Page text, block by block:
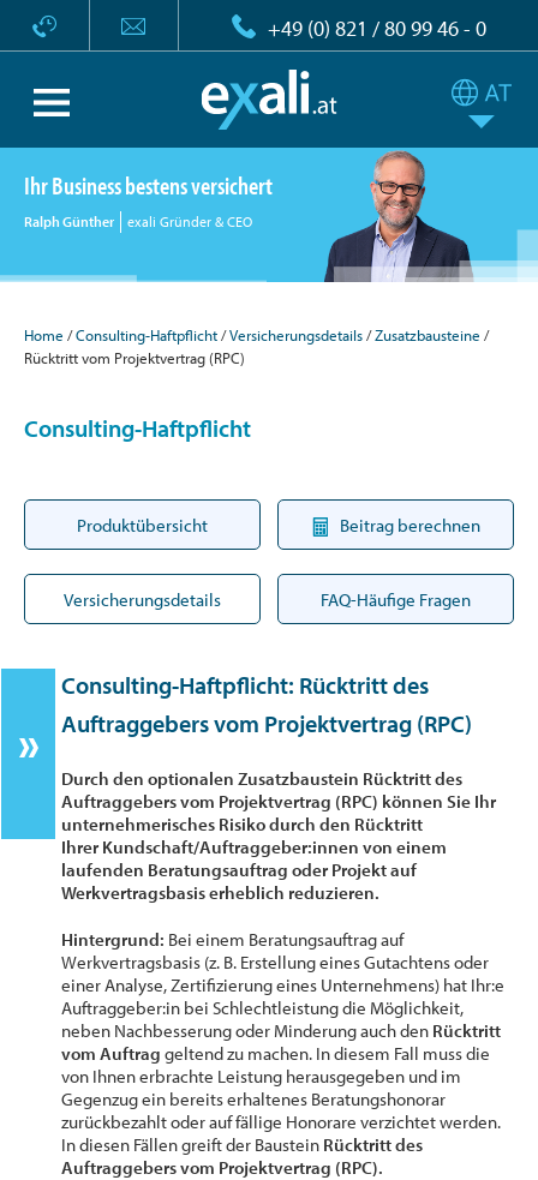
+49 (0) 821 / 80 99 46 - 0
Ihr Business bestens versichert
Ralph Günther exali Gründer & CEO
Home Consulting-Haftpflicht Versicherungsdetails
Zusatzbausteine
Rücktritt vom Projektvertrag (RPC)
Consulting-Haftpflicht
Produktübersicht Beitrag berechnen
Versicherungsdetails FAQ-Häufige Fragen
Consulting-Haftpflicht: Rücktritt des
Auftraggebers vom Projektvertrag (RPC)
Durch den optionalen Zusatzbaustein Rücktritt des
Auftraggebers vom Projektvertrag (RPC) können Sie Ihr
unternehmerisches Risiko durch den Rücktritt
Ihrer Kundschaft/Auftraggeber:innen von einem
laufenden Beratungsauftrag oder Projekt auf
Werkvertragsbasis erheblich reduzieren.
Hintergrund: Bei einem Beratungsauftrag auf
Werkvertragsbasis (z. B. Erstellung eines Gutachtens oder
einer Analyse, Zertifizierung eines Unternehmens) hat Ihr:e
Auftraggeber:in bei Schlechtleistung die Möglichkeit,
neben Nachbesserung oder Minderung auch den Rücktritt
vom Auftrag geltend zu machen. In diesem Fall muss die
von Ihnen erbrachte Leistung herausgegeben und im
Gegenzug ein bereits erhaltenes Beratungshonorar
zurückbezahlt oder auf fällige Honorare verzichtet werden.
In diesen Fällen greift der Baustein Rücktritt des
Auftraggebers vom Projektvertrag (RPC).